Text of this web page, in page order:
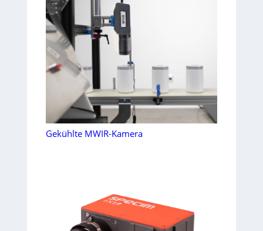
Gekühlte MWIR-Kamera